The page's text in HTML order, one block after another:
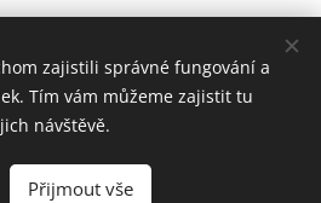
DO KOŠÍKU
od malých vinařů z jižní Moravy
Cookies
zajistili správné fungování a
Tím vám můžeme zajistit tu
návštěvě.
Přijmout vše